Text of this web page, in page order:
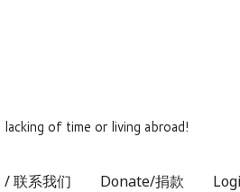
of time or living abroad!
联系我们 Donate/捐款